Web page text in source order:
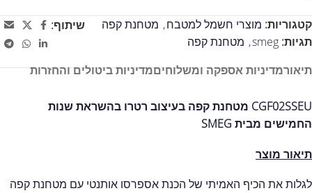
קטגוריות: מוצרי חשמל למטבח, מטחנת קפה
תגיות: smeg
, מטחנת קפה
שיתוף:
תיאורמדיניות אספקה ומשלוחיםמדיניות ביטולים והחזרות
CGF02SSEU מטחנת קפה בעיצוב רטרו בהשראת שנות
החמישים מבית SMEG
תיאור מוצר
לגלות את הכיף האמיתי של הכנת אספרסו אותנטי עם מטחנת קפה